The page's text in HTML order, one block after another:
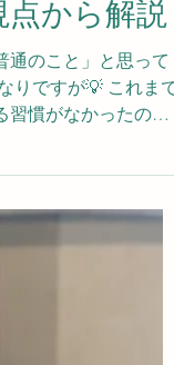
ない」を
人へ。自律
習慣を西
点から解説
通のこと」と思って
りですが💡 これまで
習慣がなかったので
サングラスを手に入
スをかけていなかっ